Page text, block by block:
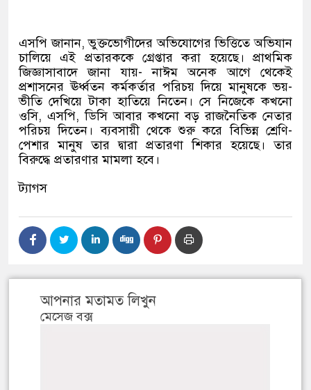
এসপি জানান, ভুক্তভোগীদের অভিযোগের ভিত্তিতে অভিযান
চালিয়ে এই প্রতারককে গ্রেপ্তার করা হয়েছে। প্রাথমিক
জিজ্ঞাসাবাদে জানা যায়- নাঈম অনেক আগে থেকেই
প্রশাসনের ঊর্ধ্বতন কর্মকর্তার পরিচয় দিয়ে মানুষকে ভয়-
ভীতি দেখিয়ে টাকা হাতিয়ে নিতেন। সে নিজেকে কখনো
ওসি, এসপি, ডিসি আবার কখনো বড় রাজনৈতিক নেতার
পরিচয় দিতেন। ব্যবসায়ী থেকে শুরু করে বিভিন্ন শ্রেণি-
পেশার মানুষ তার দ্বারা প্রতারণা শিকার হয়েছে। তার
বিরুদ্ধে প্রতারণার মামলা হবে।
ট্যাগস
আপনার মতামত লিখুন
মেসেজ বক্স